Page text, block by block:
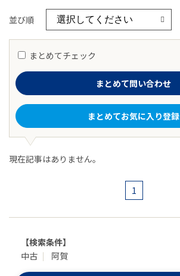
並び順
まとめてチェック
まとめて問い合わせ
まとめてお気に入り登録
現在記事はありません。
1
【検索条件】
中古
阿賀